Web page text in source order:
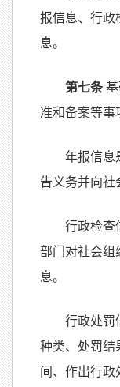
报信息、行政
息。
第七条基
准和备案等事
年报信息
告义务并向社
行政检查
部门对社会组
息。
行政处罚
种类、处罚结
间、作出行政